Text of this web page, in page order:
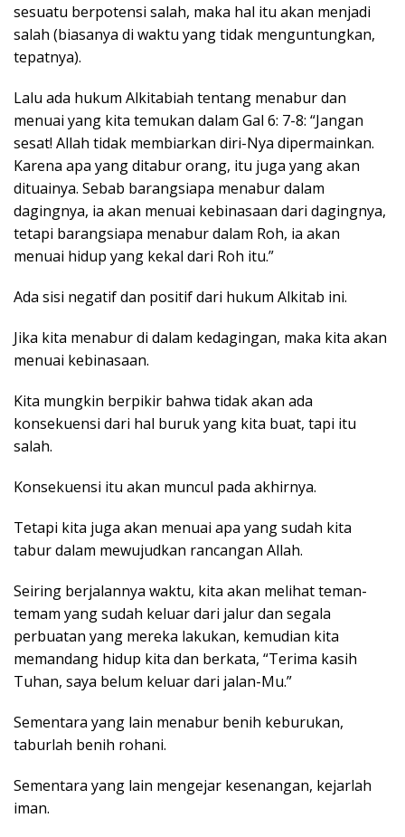
sesuatu berpotensi salah, maka hal itu akan menjadi
salah (biasanya di waktu yang tidak menguntungkan,
tepatnya).
Lalu ada hukum Alkitabiah tentang menabur dan
menuai yang kita temukan dalam Gal 6: 7-8: “Jangan
sesat! Allah tidak membiarkan diri-Nya dipermainkan.
Karena apa yang ditabur orang, itu juga yang akan
dituainya. Sebab barangsiapa menabur dalam
dagingnya, ia akan menuai kebinasaan dari dagingnya,
tetapi barangsiapa menabur dalam Roh, ia akan
menuai hidup yang kekal dari Roh itu.”
Ada sisi negatif dan positif dari hukum Alkitab ini.
Jika kita menabur di dalam kedagingan, maka kita akan
menuai kebinasaan.
Kita mungkin berpikir bahwa tidak akan ada
konsekuensi dari hal buruk yang kita buat, tapi itu
salah.
Konsekuensi itu akan muncul pada akhirnya.
Tetapi kita juga akan menuai apa yang sudah kita
tabur dalam mewujudkan rancangan Allah.
Seiring berjalannya waktu, kita akan melihat teman-
temam yang sudah keluar dari jalur dan segala
perbuatan yang mereka lakukan, kemudian kita
memandang hidup kita dan berkata, “Terima kasih
Tuhan, saya belum keluar dari jalan-Mu.”
Sementara yang lain menabur benih keburukan,
taburlah benih rohani.
Sementara yang lain mengejar kesenangan, kejarlah
iman.